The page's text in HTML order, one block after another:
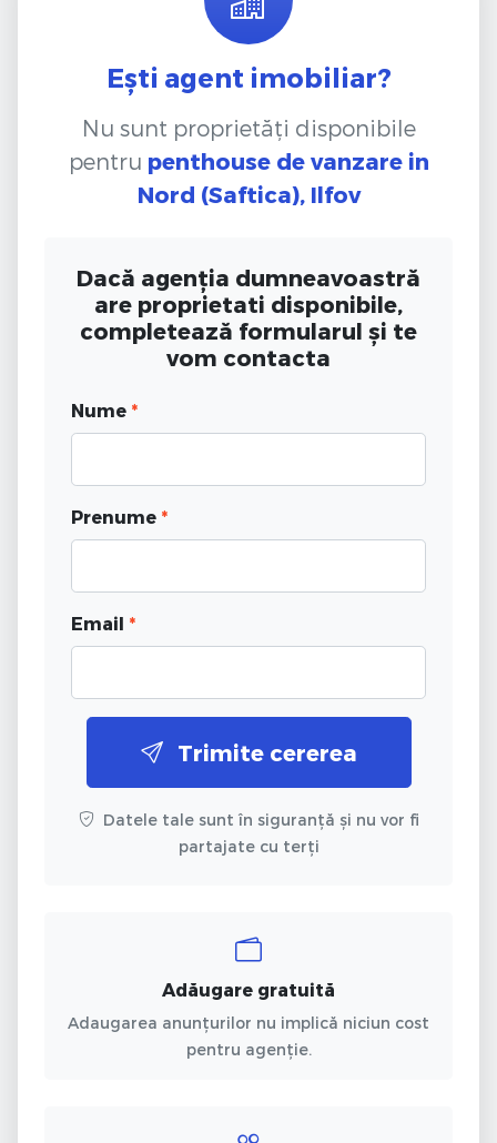
Ești agent imobiliar?
Nu sunt proprietăți disponibile
pentru penthouse de vanzare in
Nord (Saftica), Ilfov
Dacă agenția dumneavoastră
are proprietati disponibile,
completează formularul și te
vom contacta
Nume *
Prenume *
Email *
Trimite cererea
Datele tale sunt în siguranță și nu vor fi
partajate cu terți
Adăugare gratuită
Adaugarea anunțurilor nu implică niciun cost
pentru agenție.